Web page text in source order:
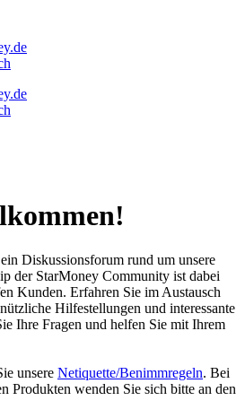
Diskussionsforum rund um unsere
der StarMoney Community ist dabei
Kunden. Erfahren Sie im Austausch
Hilfestellungen und interessante
Ihre Fragen und helfen Sie mit Ihrem
unsere Netiquette/Benimmregeln. Bei
Produkten wenden Sie sich bitte an den